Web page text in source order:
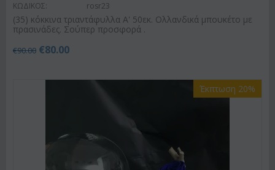
ΚΩΔΙΚΟΣ: rosr23
(35) κόκκινα τριαντάφυλλα Α' 50εκ. Ολλανδικά μπουκέτο με
πρασινάδες. Σούπερ προσφορά .
€90.00 €80.00
Έκπτωση 20%